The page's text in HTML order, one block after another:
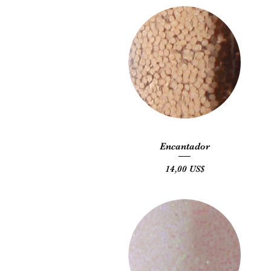
Vista rápida
Encantador
Precio
14,00 US$